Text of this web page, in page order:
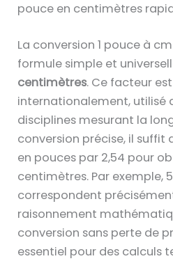
pouce en centimètres
La conversion 1 pouce à
formule simple et
centimètres. Ce facteur
internationalement, utilisé
disciplines mesurant la
conversion précise, il suffit
en pouces par 2,54 pour
centimètres. Par exemple,
correspondent
raisonnement
conversion sans perte de
essentiel pour des calculs